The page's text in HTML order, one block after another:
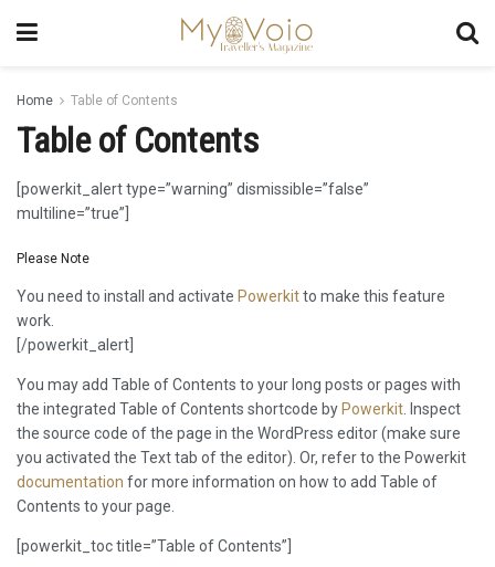
Home Table of Contents
Table of Contents
[powerkit_alert type=”warning” dismissible=”false”
multiline=”true”]
Please Note
You need to install and activate Powerkitto make this feature
work.
[/powerkit_alert]
You may add Table of Contents to your long posts or pages with
the integrated Table of Contents shortcode by Powerkit . Inspect
the source code of the page in the WordPress editor (make sure
you activated the Text tab of the editor). Or, refer to the Powerkit
documentation for more information on how to add Table of
Contents to your page.
[powerkit_toc title=”Table of Contents”]